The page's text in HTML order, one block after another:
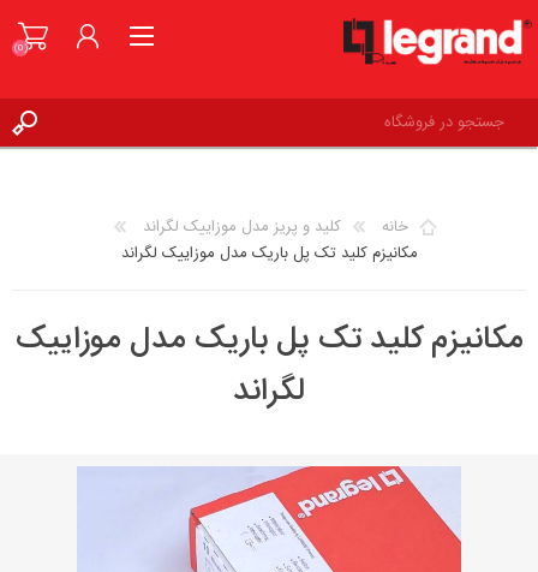
(0)
(0)
خانه
کلید و پریز مدل موزاییک لگراند
مکانیزم کلید تک پل باریک مدل موزاییک لگراند
مکانیزم کلید تک پل باریک مدل موزاییک
لگراند